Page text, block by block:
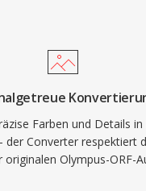
Farben und Details in
Converter respektiert
originalen Olympus-ORF-